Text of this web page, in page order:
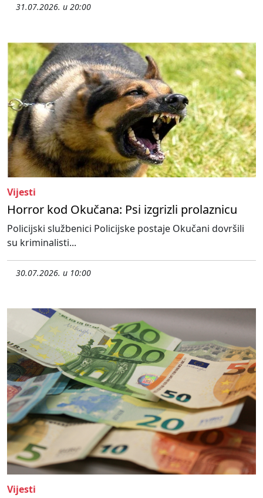
31.07.2026. u 20:00
Vijesti
Horror kod Okučana: Psi izgrizli prolaznicu
Policijski službenici Policijske postaje Okučani dovršili
su kriminalisti...
30.07.2026. u 10:00
Vijesti